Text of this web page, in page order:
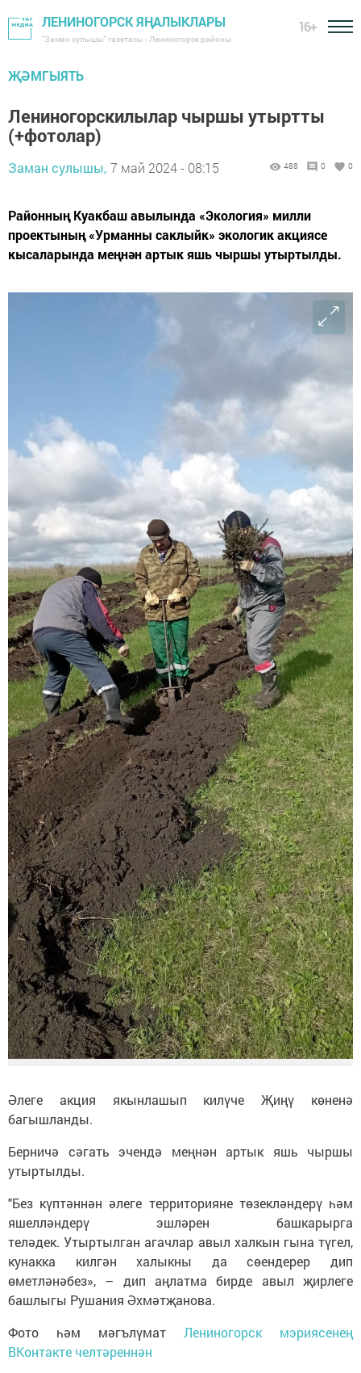
ЛЕНИНОГОРСК ЯҢАЛЫКЛАРЫ
"Заман сулышы" газетасы - Лениногорск районы
16+
ҖӘМГЫЯТЬ
Лениногорскилылар чыршы утыртты
(+фотолар)
Заман сулышы, 7 май 2024 - 08:15 488 0 0
Районның Куакбаш авылында «Экология» милли
проектының «Урманны саклыйк» экологик акциясе
кысаларында меңнән артык яшь чыршы утыртылды.
Әлеге акция якынлашып килүче Җиңү көненә
багышланды.
Берничә сәгать эчендә меңнән артык яшь чыршы
утыртылды.
"Без күптәннән әлеге территорияне төзекләндерү һәм
яшелләндерү эшләрен башкарырга
теләдек. Утыртылган агачлар авыл халкын гына түгел,
кунакка килгән халыкны да сөендерер дип
өметләнәбез», – дип аңлатма бирде авыл җирлеге
башлыгы Рушания Әхмәтҗанова.
Фото һәм мәгълүмат Лениногорск мэриясенең
ВКонтакте челтәреннән